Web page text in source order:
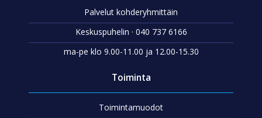
Palvelut kohderyhmittäin
Keskuspuhelin · 040 737 6166
ma-pe klo 9.00-11.00 ja 12.00-15.30
Toiminta
Toimintamuodot